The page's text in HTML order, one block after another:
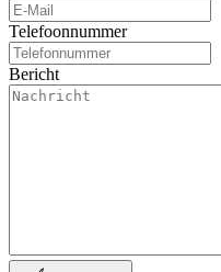
Telefoonnummer
Bericht